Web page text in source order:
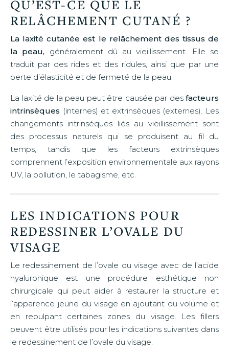
QU’EST-CE QUE LE
RELÂCHEMENT CUTANÉ ?
La laxité cutanée est le relâchement des tissus de
la peau, généralement dû au vieillissement. Elle se
traduit par des rides et des ridules, ainsi que par une
perte d’élasticité et de fermeté de la peau.
La laxité de la peau peut être causée par des facteurs
intrinsèques (internes) et extrinsèques (externes). Les
changements intrinsèques liés au vieillissement sont
des processus naturels qui se produisent au fil du
temps, tandis que les facteurs extrinsèques
comprennent l’exposition environnementale aux rayons
UV, la pollution, le tabagisme, etc.
LES INDICATIONS POUR
REDESSINER L’OVALE DU
VISAGE
Le redessinement de l’ovale du visage avec de l’acide
hyaluronique est une procédure esthétique non
chirurgicale qui peut aider à restaurer la structure et
l’apparence jeune du visage en ajoutant du volume et
en repulpant certaines zones du visage. Les fillers
peuvent être utilisés pour les indications suivantes dans
le redessinement de l’ovale du visage: